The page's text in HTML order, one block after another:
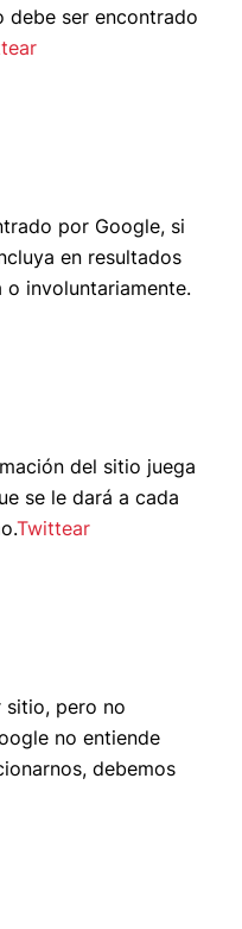
debe ser encontrado
por Google, si
en resultados
o involuntariamente.
del sitio juega
se le dará a cada
Twittear
sitio, pero no
no entiende
debemos